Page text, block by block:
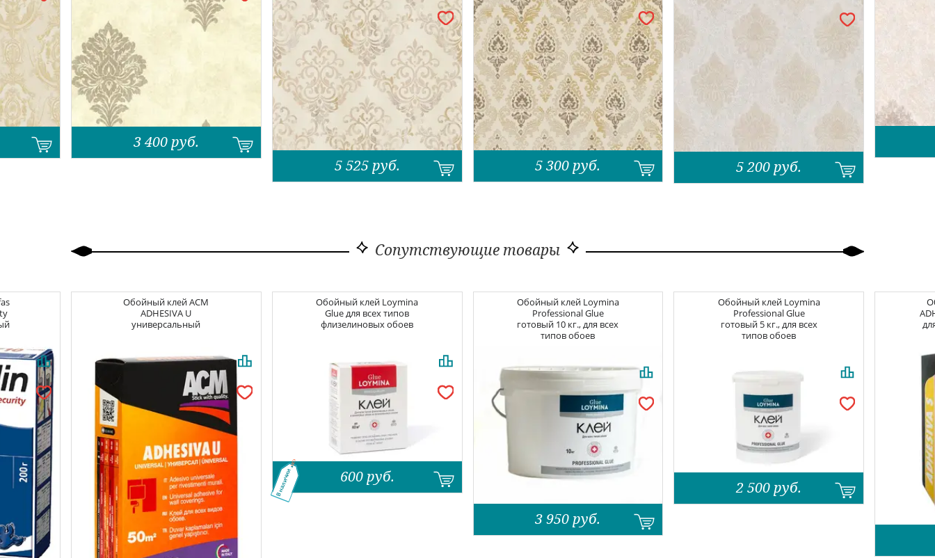
3 400 руб.
5 525 руб. 5 300 руб. 5 200 руб.
Сопутствующие товары
Обойный клейACM
ADHESIVA U
универсальный
Обойный клей Loymina
Glue для всех типов
флизелиновых обоев
600 руб.
В наличии
Обойный клей Loymina
Professional Glue
готовый 10 кг., для всех
типов обоев
3 950 руб.
Обойный клей Loymina
Professional Glue
готовый 5 кг., для всех
типов обоев
2 500 руб.